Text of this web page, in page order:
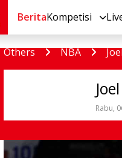
BeritaKompetisi
Others NBA
Rabu,